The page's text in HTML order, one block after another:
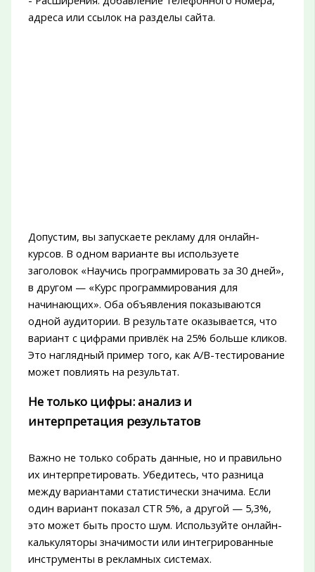
адреса или ссылок на разделы сайта.
Допустим, вы запускаете рекламу для онлайн-
курсов. В одном варианте вы используете
заголовок «Научись программировать за 30 дней»,
в другом — «Курс программирования для
начинающих». Оба объявления показываются
одной аудитории. В результате оказывается, что
вариант с цифрами привлёк на 25% больше кликов.
Это наглядный пример того, как A/B-тестирование
может повлиять на результат.
Не только цифры: анализ и
интерпретация результатов
Важно не только собрать данные, но и правильно
их интерпретировать. Убедитесь, что разница
между вариантами статистически значима. Если
один вариант показал CTR 5%, а другой — 5,3%,
это может быть просто шум. Используйте онлайн-
калькуляторы значимости или интегрированные
инструменты в рекламных системах.